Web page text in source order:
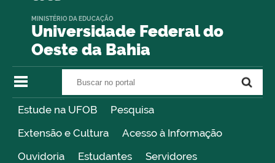
Universidade Federal do
Oeste da Bahia
MINISTÉRIO DA EDUCAÇÃO
Estude na UFOB
Pesquisa
Extensão e Cultura
Acesso à Informação
Ouvidoria
Estudantes Servidores